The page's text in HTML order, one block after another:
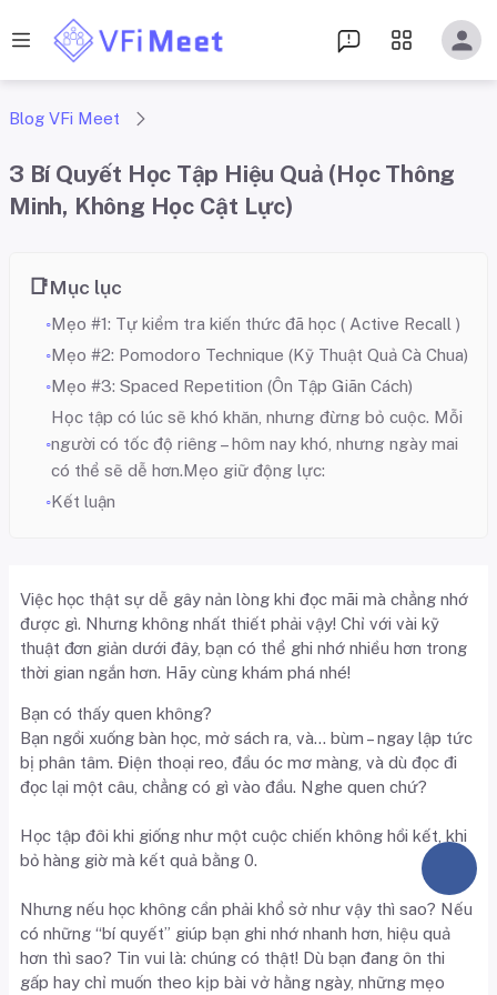
Blog VFi Meet
3 Bí Quyết Học Tập Hiệu Quả (Học Thông
Minh, Không Học Cật Lực)
Mục lục
Mẹo #1: Tự kiểm tra kiến thức đã học ( Active Recall )
Mẹo #2: Pomodoro Technique (Kỹ Thuật Quả Cà Chua)
Mẹo #3: Spaced Repetition (Ôn Tập Giãn Cách)
Học tập có lúc sẽ khó khăn, nhưng đừng bỏ cuộc. Mỗi
người có tốc độ riêng – hôm nay khó, nhưng ngày mai
có thể sẽ dễ hơn.Mẹo giữ động lực:
Kết luận
Việc học thật sự dễ gây nản lòng khi đọc mãi mà chẳng nhớ
được gì. Nhưng không nhất thiết phải vậy! Chỉ với vài kỹ
thuật đơn giản dưới đây, bạn có thể ghi nhớ nhiều hơn trong
thời gian ngắn hơn. Hãy cùng khám phá nhé!
Bạn có thấy quen không?
Bạn ngồi xuống bàn học, mở sách ra, và… bùm – ngay lập tức
bị phân tâm. Điện thoại reo, đầu óc mơ màng, và dù đọc đi
đọc lại một câu, chẳng có gì vào đầu. Nghe quen chứ?
Học tập đôi khi giống như một cuộc chiến không hồi kết, khi
bỏ hàng giờ mà kết quả bằng 0.
Nhưng nếu học không cần phải khổ sở như vậy thì sao? Nếu
có những “bí quyết” giúp bạn ghi nhớ nhanh hơn, hiệu quả
hơn thì sao? Tin vui là: chúng có thật! Dù bạn đang ôn thi
gấp hay chỉ muốn theo kịp bài vở hằng ngày, những mẹo